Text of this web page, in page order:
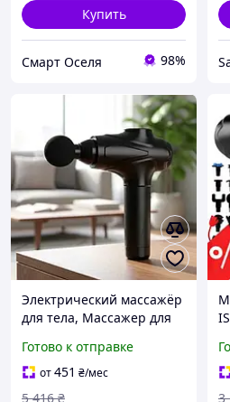
Купить
Смарт Оселя 98%
Электрический массажёр
для тела, Массажер для
(Польша), Массажер
перкуссионный
вибрационный, STK
Готово к отправке
от451 ₴/мес
5 416 ₴ 3